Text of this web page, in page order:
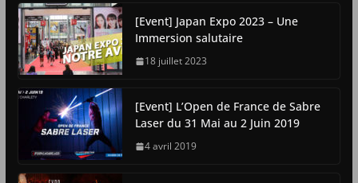
[Event] Japan Expo 2023 – Une
Immersion salutaire
18 juillet 2023
[Event] L’Open de France de Sabre
Laser du 31 Mai au 2 Juin 2019
4 avril 2019